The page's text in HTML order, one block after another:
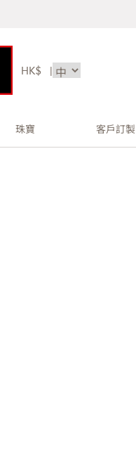
HK$ |
珠寶 客戶訂製